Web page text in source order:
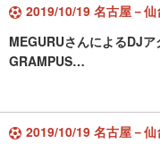
2019/10/19 名古屋－仙
MEGURUさんによるDJ
GRAMPUS…
2019/10/19 名古屋－仙